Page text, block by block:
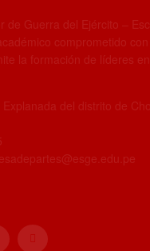
de Guerra del Ejército –
comprometido
la formación de líderes
Explanada del distrito de